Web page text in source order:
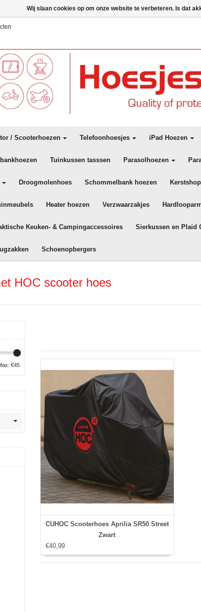
/ Scooterhoezen Telefoonhoesjes iPad Hoezen
Tuinkussen tasssen Parasolhoezen
Droogmolenhoes Schommelbank hoezen
Heater hoezen Verzwaarzakjes
Keuken- & Campingaccessoires Sierkussen en Plaid
Schoenopbergers
HOC scooter hoes
CUHOC Scooterhoes Aprilia SR50 Street
Zwart
€40,99
€45
Wij slaan cookies op om onze website te verbeteren. Is dat